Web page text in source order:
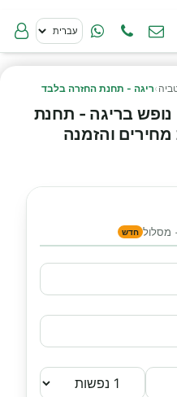
›ריגה - תחנת החזרה בלבד
נופש בריגה - תחנת
והזמנה
מסלול חדש